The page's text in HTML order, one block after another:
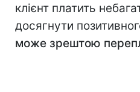
клієнт платить
досягнути
може зрештою